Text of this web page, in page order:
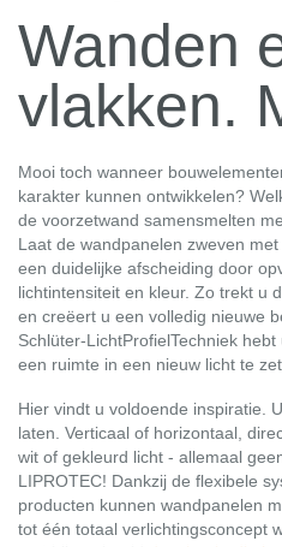
Wanden
vlakken.
Mooi toch wanneer
karakter kunnen ontwikkelen?
de voorzetwand samensmelten
Laat de wandpanelen zweven
een duidelijke afscheiding door
lichtintensiteit en kleur. Zo trekt u
en creëert u een volledig nieuwe
Schlüter-LichtProfielTechniek
een ruimte in een nieuw licht te
Hier vindt u voldoende inspiratie.
laten. Verticaal of horizontaal,
wit of gekleurd licht - allemaal
LIPROTEC! Dankzij de flexibele
producten kunnen wandpanelen
tot één totaal verlichtingsconcept